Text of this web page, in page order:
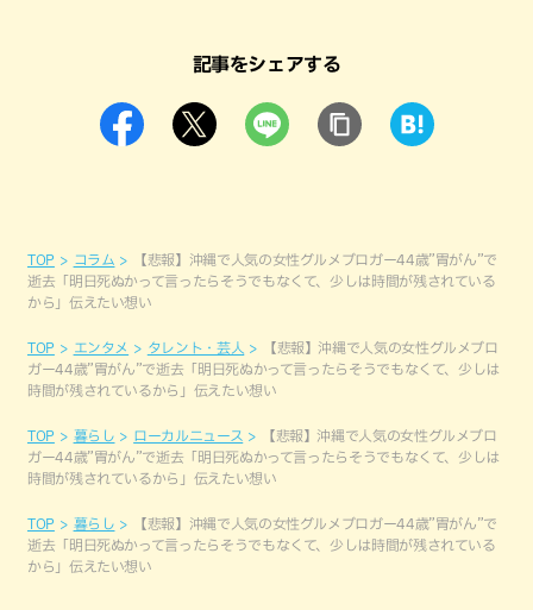
記事をシェアする
TOP コラム
【悲報】沖縄で人気の女性グルメブロガー44歳”胃がん”で
逝去「明日死ぬかって言ったらそうでもなくて、少しは時間が残されている
から」伝えたい想い
TOP エンタメ タレント・芸人
【悲報】沖縄で人気の女性グルメブロ
ガー44歳”胃がん”で逝去「明日死ぬかって言ったらそうでもなくて、少しは
時間が残されているから」伝えたい想い
TOP 暮らし ローカルニュース
【悲報】沖縄で人気の女性グルメブロ
ガー44歳”胃がん”で逝去「明日死ぬかって言ったらそうでもなくて、少しは
時間が残されているから」伝えたい想い
TOP 暮らし
【悲報】沖縄で人気の女性グルメブロガー44歳”胃がん”で
逝去「明日死ぬかって言ったらそうでもなくて、少しは時間が残されている
から」伝えたい想い